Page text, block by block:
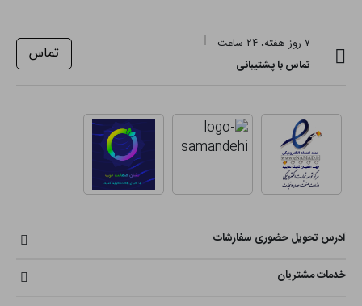
۷ روز هفته، ۲۴ ساعت
تماس با پشتیبانی
تماس
آدرس تحویل حضوری سفارشات
خدمات مشتریان